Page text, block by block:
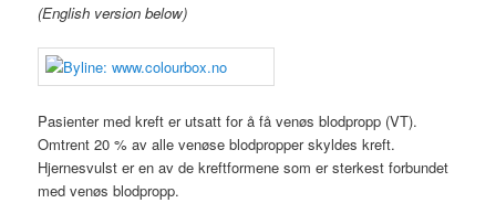
(English version below)
Pasienter med kreft er utsatt for å få venøs blodpropp (VT).
Omtrent 20 % av alle venøse blodpropper skyldes kreft.
Hjernesvulst er en av de kreftformene som er sterkest forbundet
med venøs blodpropp.